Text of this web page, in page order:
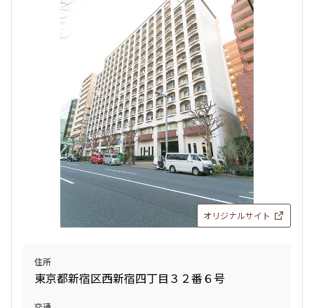
オリジナルサイト
住所
東京都新宿区西新宿四丁目３２番６号